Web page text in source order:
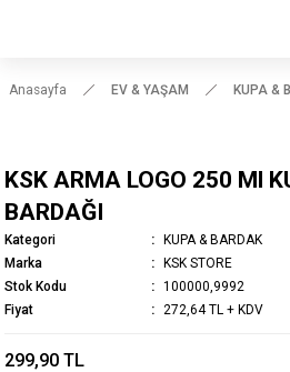
Anasayfa EV & YAŞAM KUPA &
KSK ARMA LOGO 250 Ml
BARDAĞI
Kategori
KUPA & BARDAK
Marka
KSK STORE
Stok Kodu
100000,9992
Fiyat
272,64 TL + KDV
299,90 TL